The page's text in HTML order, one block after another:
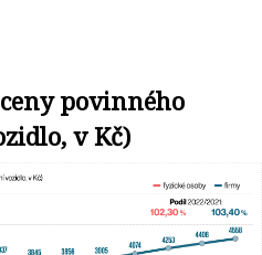
povinného
v Kč)